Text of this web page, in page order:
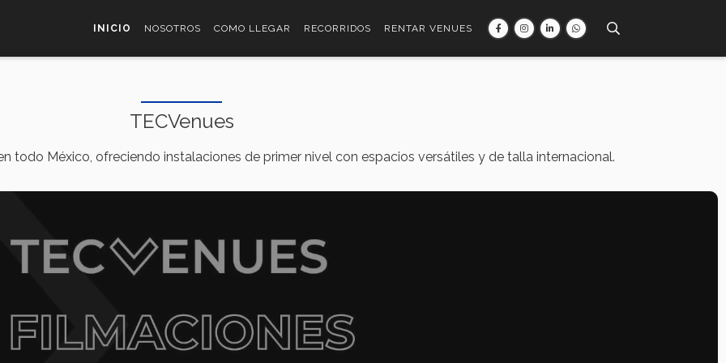
INICIO NOSOTROS COMO LLEGAR RECORRIDOS RENTAR VENUES
TECVenues
todo México, ofreciendo instalaciones de primer nivel con espacios versátiles y de talla internacional.